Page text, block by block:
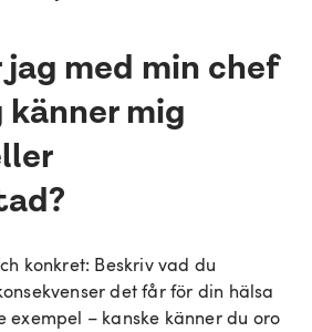
jag med min chef
mig
konkret: Beskriv vad du
det får för din hälsa
exempel – kanske känner du oro